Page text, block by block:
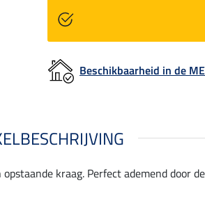
Beschikbaarheid in de
kraag. Perfect ademend door